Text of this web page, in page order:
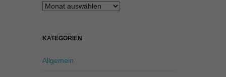
Archiv
KATEGORIEN
Allgemein